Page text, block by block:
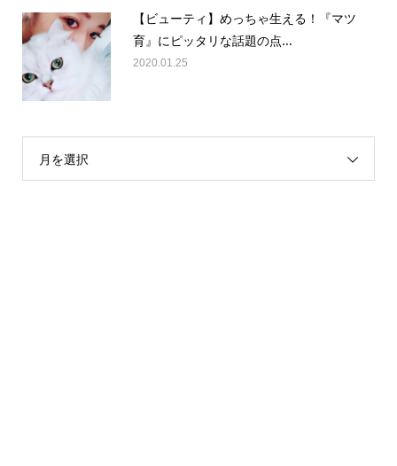
【ビューティ】めっちゃ生える！『マツ
育』にピッタリな話題の点...
2020.01.25
月を選択